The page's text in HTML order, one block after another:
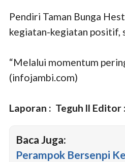
Pendiri Taman Bunga
kegiatan-kegiatan positif,
“Melalui momentum
(infojambi.com)
Laporan : Teguh ll Editor
Baca Juga:
Perampok Bersenpi